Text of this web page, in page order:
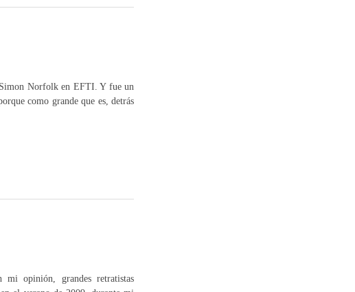
Norfolk en EFTI. Y fue un
como grande que es, detrás
opinión, grandes retratistas